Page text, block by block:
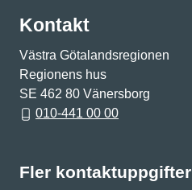
Kontakt
Västra Götalandsregionen
Regionens hus
SE 462 80 Vänersborg
010-441 00 00
Fler kontaktuppgifter